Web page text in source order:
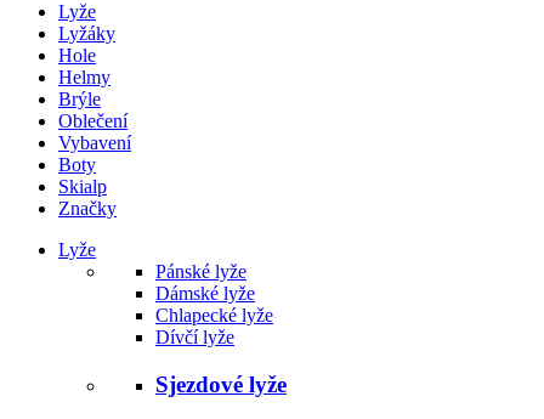
Lyže
Lyžáky
Hole
Helmy
Brýle
Oblečení
Vybavení
Boty
Skialp
Značky
Lyže
Pánské lyže
Dámské lyže
Chlapecké lyže
Dívčí lyže
Sjezdové lyže